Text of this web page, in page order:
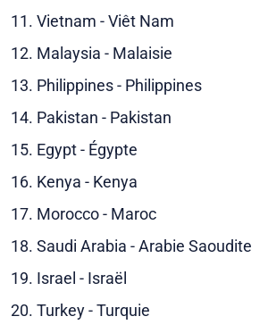
Vietnam - Viêt Nam
Malaysia - Malaisie
Philippines - Philippines
Pakistan - Pakistan
Egypt - Égypte
Kenya - Kenya
Morocco - Maroc
Saudi Arabia - Arabie Saoudite
Israel - Israël
Turkey - Turquie